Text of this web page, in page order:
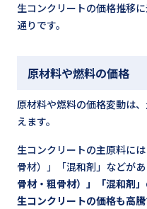
生コンクリートの価格推移
通りです。
原材料や燃料の価格
原材料や燃料の価格変動は
えます。
生コンクリートの主原料に
骨材）」「混和剤」などがあ
骨材・粗骨材）」「混和剤
生コンクリートの価格も高